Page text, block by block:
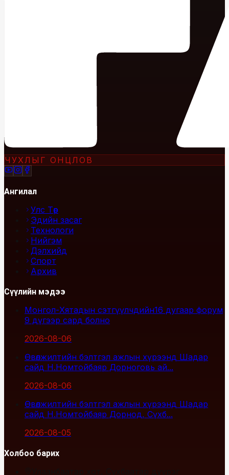
ЧУХЛЫГ ОНЦЛОВ
Ангилал
Улс Төр
Эдийн засаг
Технологи
Нийгэм
Дэлхийд
Спорт
Архив
Сүүлийн мэдээ
Монгол-Хятадын сэтгүүлчдийн16 дугаар форум
9 дүгээр сард болно
2026-08-06
Өвөлжилтийн бэлтгэл ажлын хүрээнд Шадар
сайд Н.Номтойбаяр Дорноговь ай...
2026-08-06
Өвөлжилтийн бэлтгэл ажлын хүрээнд Шадар
сайд Н.Номтойбаяр Дорнод, Сүхб...
2026-08-05
Холбоо барих